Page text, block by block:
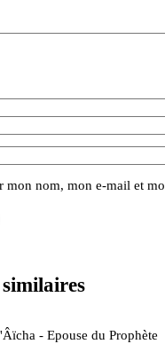
mon nom, mon e-mail et